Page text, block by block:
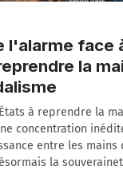
l'alarme face
la
à reprendre la
concentration
entre les mains
la